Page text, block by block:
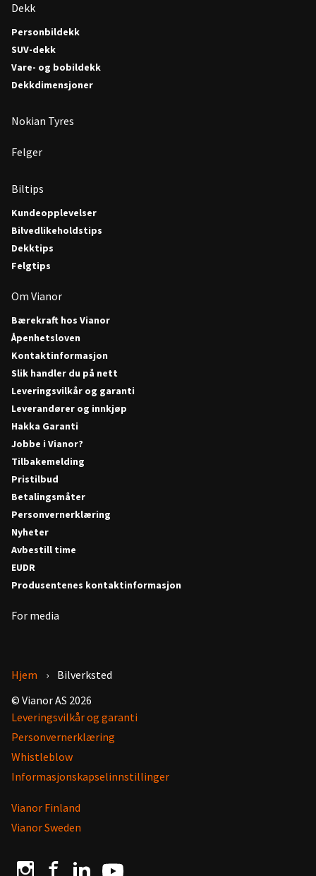
Dekk
Personbildekk
SUV-dekk
Vare- og bobildekk
Dekkdimensjoner
Nokian Tyres
Felger
Biltips
Kundeopplevelser
Bilvedlikeholdstips
Dekktips
Felgtips
Om Vianor
Bærekraft hos Vianor
Åpenhetsloven
Kontaktinformasjon
Slik handler du på nett
Leveringsvilkår og garanti
Leverandører og innkjøp
Hakka Garanti
Jobbe i Vianor?
Tilbakemelding
Pristilbud
Betalingsmåter
Personvernerklæring
Nyheter
Avbestill time
EUDR
Produsentenes kontaktinformasjon
For media
Hjem
Bilverksted
© Vianor AS 2026
Leveringsvilkår og garanti
Personvernerklæring
Whistleblow
Informasjonskapselinnstillinger
Vianor Finland
Vianor Sweden